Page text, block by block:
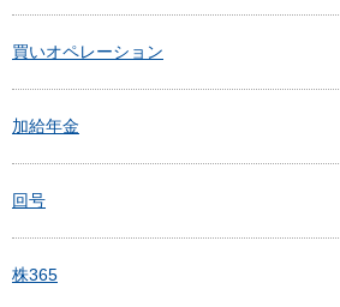
買いオペレーション
加給年金
回号
株365